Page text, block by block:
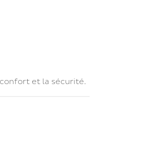
et la sécurité.